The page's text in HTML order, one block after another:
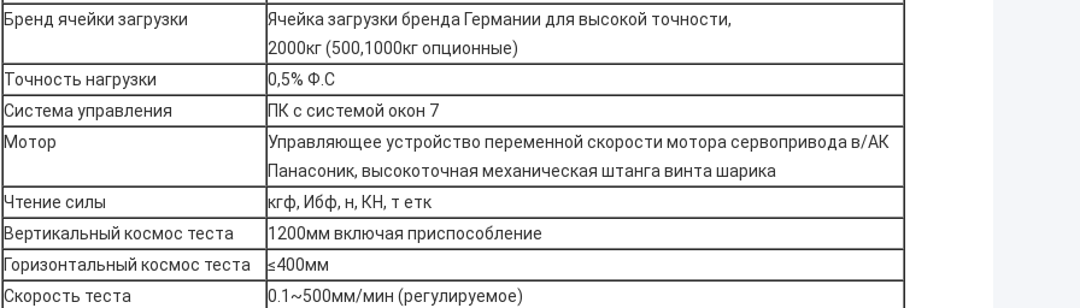
Бренд ячейки загрузки
Ячейка загрузки бренда Германии для высокой точности,
2000кг (500,1000кг опционные)
Точность нагрузки
0,5% Ф.С
Система управления
ПК с системой окон 7
Мотор
Управляющее устройство переменной скорости мотора сервопривода в/АК
Панасоник, высокоточная механическая штанга винта шарика
Чтение силы
кгф, Ибф, н, КН, т етк
Вертикальный космос теста
1200мм включая приспособление
Горизонтальный космос теста
≤400мм
Скорость теста
0.1~500мм/мин (регулируемое)